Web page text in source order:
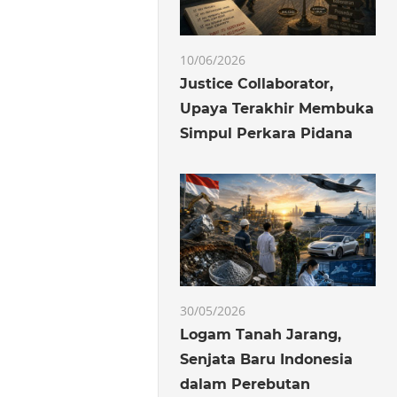
10/06/2026
Justice Collaborator,
Upaya Terakhir Membuka
Simpul Perkara Pidana
30/05/2026
Logam Tanah Jarang,
Senjata Baru Indonesia
dalam Perebutan